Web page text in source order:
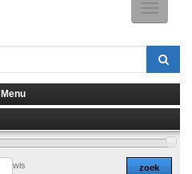
Toggle
▼
▼
Menu
zoek
wis